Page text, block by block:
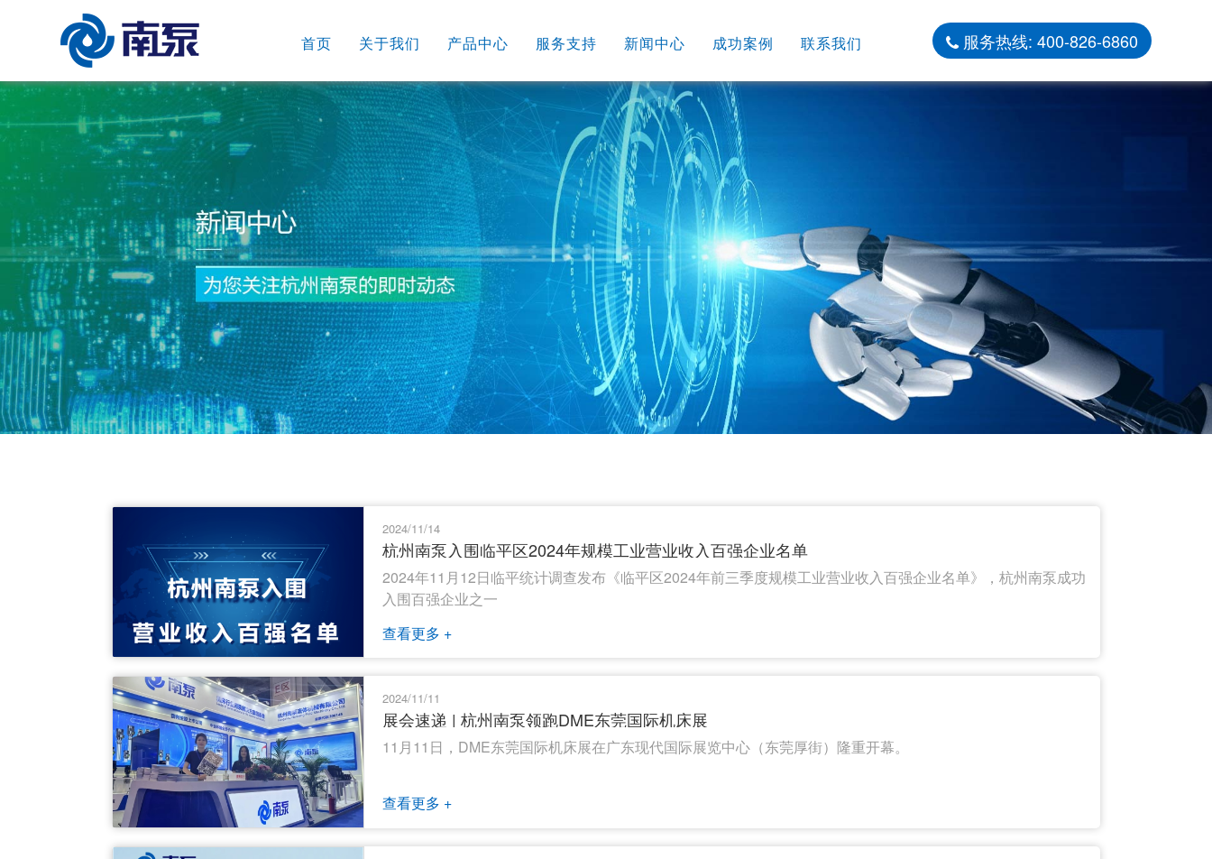
首页 关于我们 产品中心 服务支持 新闻中心 成功案例 联系我们 服务热线: 400-826-6860
2024/11/14
杭州南泵入围临平区2024年规模工业营业收入百强企业名单
2024年11月12日临平统计调查发布《临平区2024年前三季度规模工业营业收入百强企业名单》，杭州南泵成功
入围百强企业之一
查看更多 +
2024/11/11
展会速递 | 杭州南泵领跑DME东莞国际机床展
11月11日，DME东莞国际机床展在广东现代国际展览中心（东莞厚街）隆重开幕。
查看更多 +